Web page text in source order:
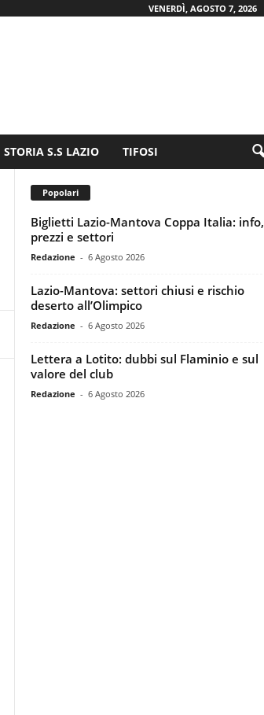
VENERDÌ, AGOSTO 7, 2026
STORIA S.S LAZIO TIFOSI
Popolari
Biglietti Lazio-Mantova Coppa Italia: info,
prezzi e settori
Redazione - 6 Agosto 2026
Lazio-Mantova: settori chiusi e rischio
deserto all’Olimpico
Redazione - 6 Agosto 2026
Lettera a Lotito: dubbi sul Flaminio e sul
valore del club
Redazione - 6 Agosto 2026